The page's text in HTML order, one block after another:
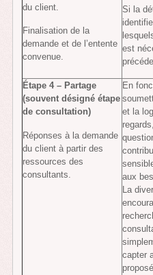
du client.
Finalisation de la
demande et de l’entente
convenue.
Si la
est
Étape 4 – Partage
(souvent désigné étape
de consultation)
Réponses à la demande
du client à partir des
ressources des
consultants.
En
et la
aux
La
capter